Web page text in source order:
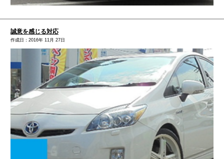
誠意を感じる対応
作成日：2016年 11月 27日